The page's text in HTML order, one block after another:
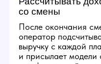
основным навыкам, нужным
в профессии, и вы сможете
успешно приступить к работе
оператора вебкам студии.
3